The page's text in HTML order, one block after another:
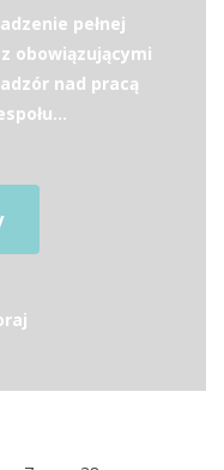
pełnej
obowiązującymi
nad pracą